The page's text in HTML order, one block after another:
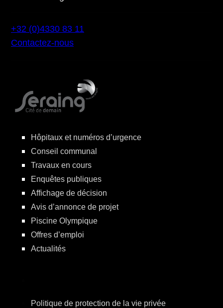
+32 (0)4330 83 11
Contactez-nous
Hôpitaux et numéros d’urgence
Conseil communal
Travaux en cours
Enquêtes publiques
Affichage de décision
Avis d’annonce de projet
Piscine Olympique
Offres d’emploi
Actualités
Politique de protection de la vie privée